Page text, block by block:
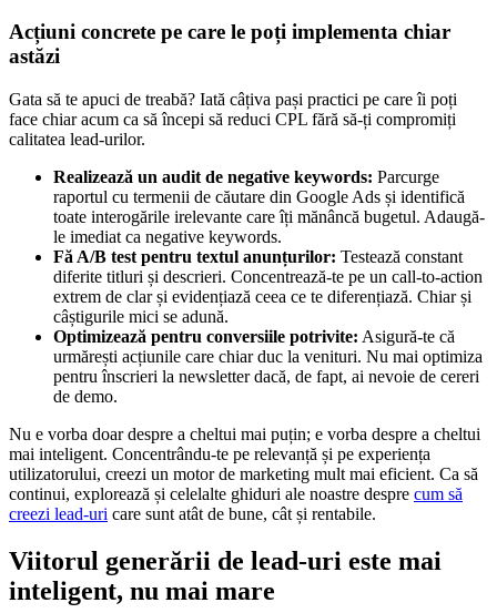
Acțiuni concrete pe care le poți implementa chiar
astăzi
Gata să te apuci de treabă? Iată câțiva pași practici pe care îi poți
face chiar acum ca să începi să reduci CPL fără să-ți compromiți
calitatea lead-urilor.
Realizează un audit de negative keywords: Parcurge
raportul cu termenii de căutare din Google Ads și identifică
toate interogările irelevante care îți mănâncă bugetul. Adaugă-
le imediat ca negative keywords.
Fă A/B test pentru textul anunțurilor: Testează constant
diferite titluri și descrieri. Concentrează-te pe un call-to-action
extrem de clar și evidențiază ceea ce te diferențiază. Chiar și
câștigurile mici se adună.
Optimizează pentru conversiile potrivite: Asigură-te că
urmărești acțiunile care chiar duc la venituri. Nu mai optimiza
pentru înscrieri la newsletter dacă, de fapt, ai nevoie de cereri
de demo.
Nu e vorba doar despre a cheltui mai puțin; e vorba despre a cheltui
mai inteligent. Concentrându-te pe relevanță și pe experiența
utilizatorului, creezi un motor de marketing mult mai eficient. Ca să
continui, explorează și celelalte ghiduri ale noastre despre cum să
creezi lead-uri care sunt atât de bune, cât și rentabile.
Viitorul generării de lead-uri este mai
inteligent, nu mai mare